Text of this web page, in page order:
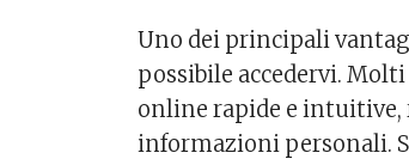
Uno dei principali
possibile accedervi.
online rapide e intuitive,
informazioni personali.